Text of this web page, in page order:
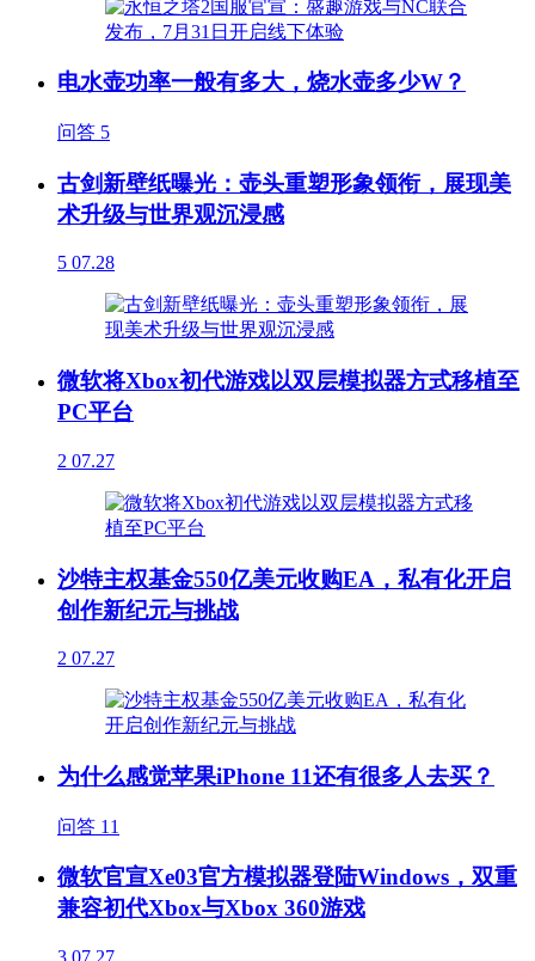
电水壶功率一般有多大，烧水壶多少W？
问答 5
古剑新壁纸曝光：壶头重塑形象领衔，展现美
术升级与世界观沉浸感
5 07.28
微软将Xbox初代游戏以双层模拟器方式移植至
PC平台
2 07.27
沙特主权基金550亿美元收购EA，私有化开启
创作新纪元与挑战
2 07.27
为什么感觉苹果iPhone 11还有很多人去买？
问答 11
微软官宣Xe03官方模拟器登陆Windows，双重
兼容初代Xbox与Xbox 360游戏